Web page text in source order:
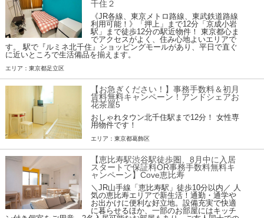
千住２
《JR各線、東京メトロ路線、東武鉄道路線
利用可能！》「押上」まで12分「京成小岩
駅」まで徒歩12分の駅近物件！ 東京都心ま
でアクセスがよく、住み心地よいエリアで
す。 駅で『ルミネ北千住』ショッピングモールがあり、平日で直ぐ
に近いところで生活備品を揃えます。
エリア：東京都足立区
【お急ぎください！】事務手数料＆初月
賃料無料キャンペーン！アンドシェアお
花茶屋5
おしゃれタウン北千住駅まで12分！ 女性専
用物件です！
エリア：東京都葛飾区
【恵比寿駅渋谷駅徒歩圏、8月中に入居
スタートで保証料OR事務手数料無料キ
ャンペーン】Cove恵比寿
＼JR山手線「恵比寿駅」徒歩10分以内／ 人
気の恵比寿エリアで新生活！通勤・通学や
お出かけに便利な好立地。設備充実で快適
に暮らせるほか、一部のお部屋にはキッチ